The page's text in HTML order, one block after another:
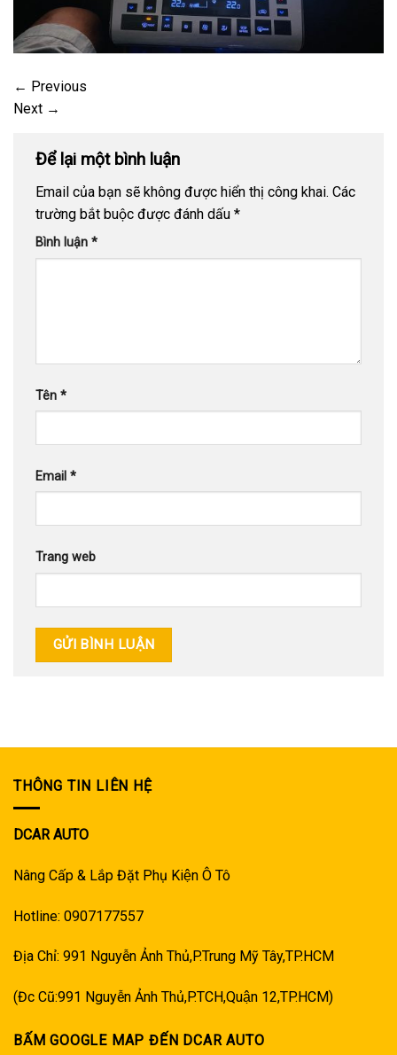
← Previous
Next →
Để lại một bình luận
Email của bạn sẽ không được hiển thị công khai. Các
trường bắt buộc được đánh dấu *
Bình luận *
Tên *
Email *
Trang web
THÔNG TIN LIÊN HỆ
DCAR AUTO
Nâng Cấp & Lắp Đặt Phụ Kiện Ô Tô
Hotline: 0907177557
Địa Chỉ: 991 Nguyễn Ảnh Thủ,P.Trung Mỹ Tây,TP.HCM
(Đc Cũ:991 Nguyễn Ảnh Thủ,P.TCH,Quận 12,TP.HCM)
BẤM GOOGLE MAP ĐẾN DCAR AUTO